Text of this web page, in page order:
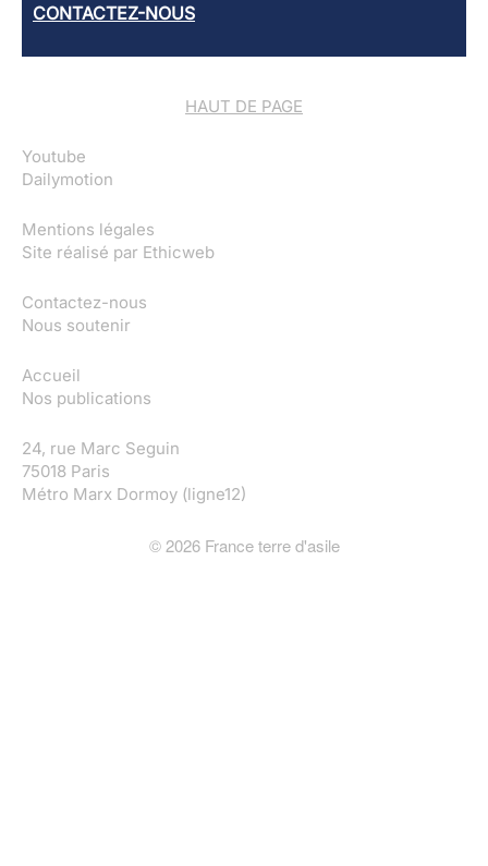
CONTACTEZ-NOUS
HAUT DE PAGE
Youtube
Dailymotion
Mentions légales
Site réalisé par Ethicweb
Contactez-nous
Nous soutenir
Accueil
Nos publications
24, rue Marc Seguin
75018 Paris
Métro Marx Dormoy (ligne12)
©2026France terre d'asile